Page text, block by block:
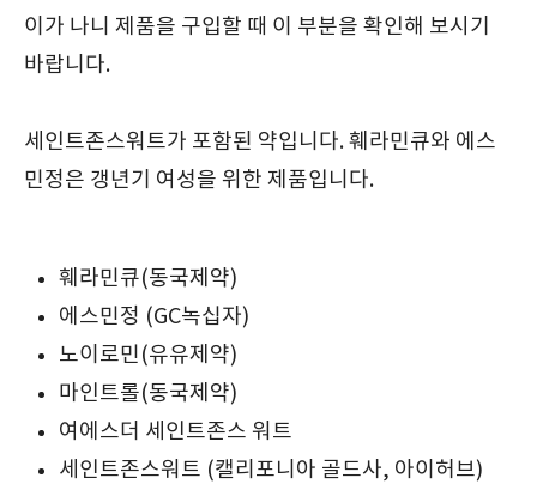
이가 나니 제품을 구입할 때 이 부분을 확인해 보시기
바랍니다.
세인트존스워트가 포함된 약입니다. 훼라민큐와 에스
민정은 갱년기 여성을 위한 제품입니다.
훼라민큐(동국제약)
에스민정 (GC녹십자)
노이로민(유유제약)
마인트롤(동국제약)
여에스더 세인트존스 워트
세인트존스워트 (캘리포니아 골드사, 아이허브)